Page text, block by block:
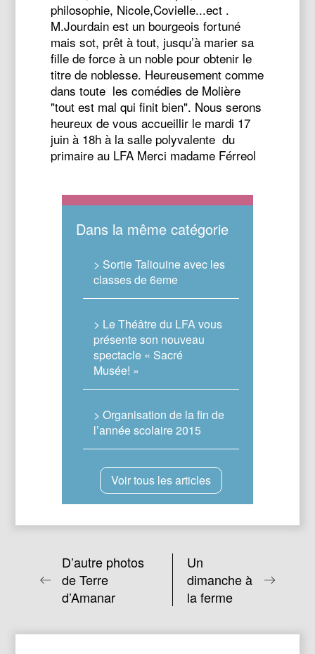
philosophie, Nicole,Covielle...ect .
M.Jourdain est un bourgeois fortuné
mais sot, prêt à tout, jusqu’à marier sa
fille de force à un noble pour obtenir le
titre de noblesse. Heureusement comme
dans toute les comédies de Molière
"tout est mal qui finit bien". Nous serons
heureux de vous accueillir le mardi 17
juin à 18h à la salle polyvalente du
primaire au LFA Merci madame Férreol
Dans la même catégorie
> Sortie Taliouine avec les
classes de 6eme
> Le Théâtre du LFA vous
présente son nouveau
spectacle « Sacré
Musée! »
> Organisation de la fin de
l’année scolaire 2015
Voir tous les articles
D’autre photos
de Terre
d’Amanar
Un
dimanche à
la ferme